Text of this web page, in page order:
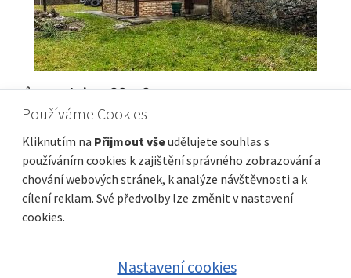
ISTRIE, BARBAN - Moderní přízemní dům s
bazénem
Cena364 000 € Vzdálenost od moře
12 000 m
Plocha celkem
122 m² Obec, část obce
Barban
Používáme Cookies
Kliknutím na Přijmout všeudělujete souhlas s
používáním cookies k zajištění správného zobrazování a
chování webových stránek, k analýze návštěvnosti a k
cílení reklam. Své předvolby lze změnit v nastavení
cookies.
Nastavení cookies